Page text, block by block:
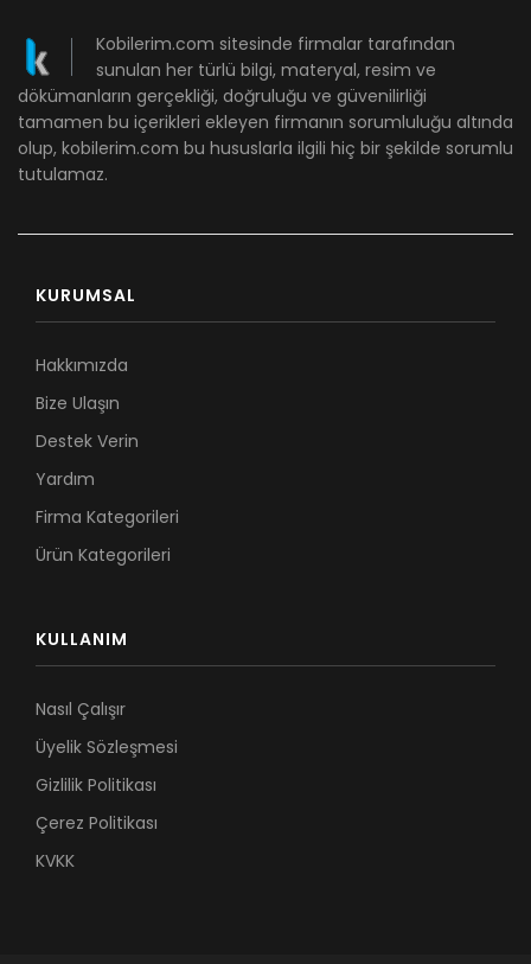
Kobilerim.com sitesinde firmalar tarafından
sunulan her türlü bilgi, materyal, resim ve
dökümanların gerçekliği, doğruluğu ve güvenilirliği
tamamen bu içerikleri ekleyen firmanın sorumluluğu altında
olup, kobilerim.com bu hususlarla ilgili hiç bir şekilde sorumlu
tutulamaz.
KURUMSAL
Hakkımızda
Bize Ulaşın
Destek Verin
Yardım
Firma Kategorileri
Ürün Kategorileri
KULLANIM
Nasıl Çalışır
Üyelik Sözleşmesi
Gizlilik Politikası
Çerez Politikası
KVKK